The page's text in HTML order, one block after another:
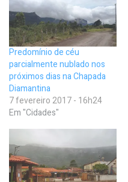
Predomínio de céu
parcialmente nublado nos
próximos dias na Chapada
Diamantina
7 fevereiro 2017 - 16h24
Em "Cidades"